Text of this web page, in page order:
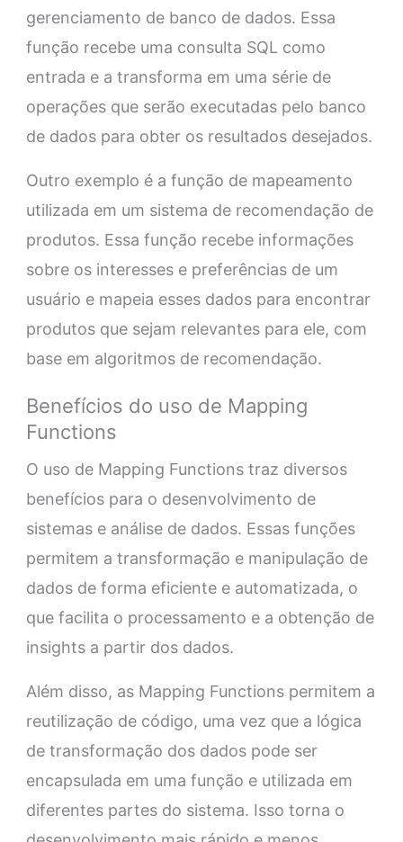
gerenciamento de banco de dados. Essa
função recebe uma consulta SQL como
entrada e a transforma em uma série de
operações que serão executadas pelo banco
de dados para obter os resultados desejados.
Outro exemplo é a função de mapeamento
utilizada em um sistema de recomendação de
produtos. Essa função recebe informações
sobre os interesses e preferências de um
usuário e mapeia esses dados para encontrar
produtos que sejam relevantes para ele, com
base em algoritmos de recomendação.
Benefícios do uso de Mapping
Functions
O uso de Mapping Functions traz diversos
benefícios para o desenvolvimento de
sistemas e análise de dados. Essas funções
permitem a transformação e manipulação de
dados de forma eficiente e automatizada, o
que facilita o processamento e a obtenção de
insights a partir dos dados.
Além disso, as Mapping Functions permitem a
reutilização de código, uma vez que a lógica
de transformação dos dados pode ser
encapsulada em uma função e utilizada em
diferentes partes do sistema. Isso torna o